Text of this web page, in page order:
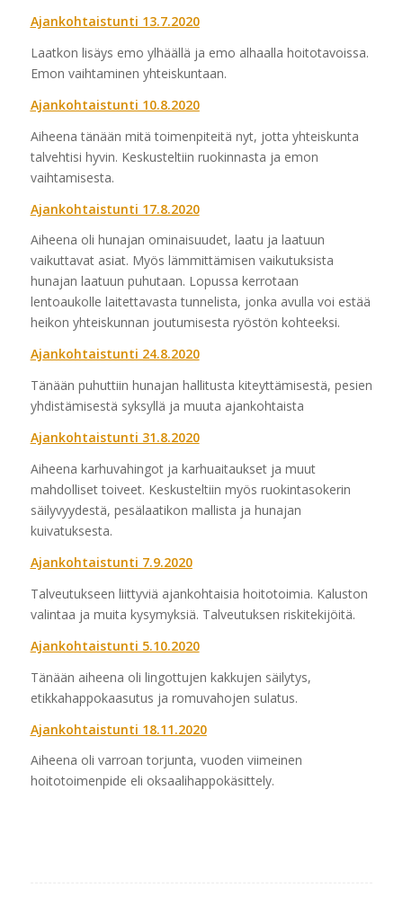
Ajankohtaistunti 13.7.2020
Laatkon lisäys emo ylhäällä ja emo alhaalla hoitotavoissa.
Emon vaihtaminen yhteiskuntaan.
Ajankohtaistunti 10.8.2020
Aiheena tänään mitä toimenpiteitä nyt, jotta yhteiskunta
talvehtisi hyvin. Keskusteltiin ruokinnasta ja emon
vaihtamisesta.
Ajankohtaistunti 17.8.2020
Aiheena oli hunajan ominaisuudet, laatu ja laatuun
vaikuttavat asiat. Myös lämmittämisen vaikutuksista
hunajan laatuun puhutaan. Lopussa kerrotaan
lentoaukolle laitettavasta tunnelista, jonka avulla voi estää
heikon yhteiskunnan joutumisesta ryöstön kohteeksi.
Ajankohtaistunti 24.8.2020
Tänään puhuttiin hunajan hallitusta kiteyttämisestä, pesien
yhdistämisestä syksyllä ja muuta ajankohtaista
Ajankohtaistunti 31.8.2020
Aiheena karhuvahingot ja karhuaitaukset ja muut
mahdolliset toiveet. Keskusteltiin myös ruokintasokerin
säilyvyydestä, pesälaatikon mallista ja hunajan
kuivatuksesta.
Ajankohtaistunti 7.9.2020
Talveutukseen liittyviä ajankohtaisia hoitotoimia. Kaluston
valintaa ja muita kysymyksiä. Talveutuksen riskitekijöitä.
Ajankohtaistunti 5.10.2020
Tänään aiheena oli lingottujen kakkujen säilytys,
etikkahappokaasutus ja romuvahojen sulatus.
Ajankohtaistunti 18.11.2020
Aiheena oli varroan torjunta, vuoden viimeinen
hoitotoimenpide eli oksaalihappokäsittely.